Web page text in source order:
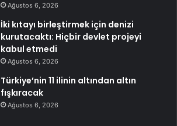
Ağustos 6, 2026
İki kıtayı birleştirmek için denizi
kurutacaktı: Hiçbir devlet projeyi
kabul etmedi
Ağustos 6, 2026
Türkiye’nin 11 ilinin altından altın
fışkıracak
Ağustos 6, 2026